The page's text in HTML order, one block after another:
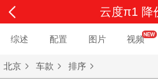
云度π1 降
综述 配置 图片 视频
北京 车款 排序